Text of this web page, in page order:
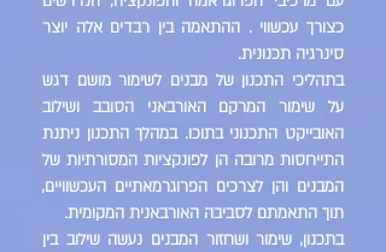
כצורך עכשווי . ההתאמה בין רבדים אלה יוצר
סינרגיה תכנונית.
בתהליכי התכנון של מבנים לשימור מושם דגש
על שימור המרקם האורבאני הסובב ושילוב
האובייקט התכנוני בתוכו. במהלך התכנון ניתנת
התייחסות מרובה הן לפונקציות המסורתיות של
המבנים והן לצרכים הפרוגרמאתיים העכשוויים,
תוך התאמתם לסביבה האורבאנית המקומית.
בתכנון, שימור ושחזור המבנים נעשה שילוב בין